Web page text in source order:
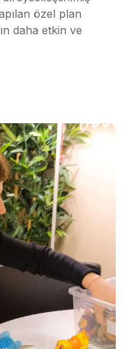
özel plan
daha etkin ve